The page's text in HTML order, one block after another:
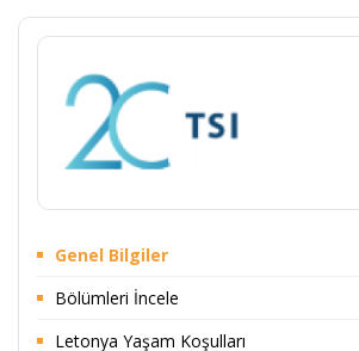
Genel Bilgiler
Bölümleri İncele
Letonya Yaşam Koşulları